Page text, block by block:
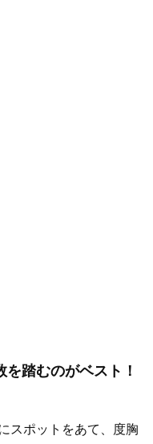
踏むのがベスト！
スポットをあて、度胸